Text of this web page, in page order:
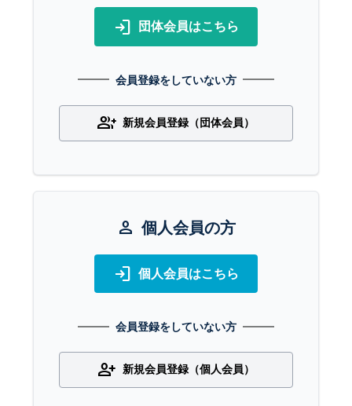
login 団体会員はこちら
会員登録をしていない方
group_add 新規会員登録（団体会員）
person 個人会員の方
login 個人会員はこちら
会員登録をしていない方
person_add 新規会員登録（個人会員）